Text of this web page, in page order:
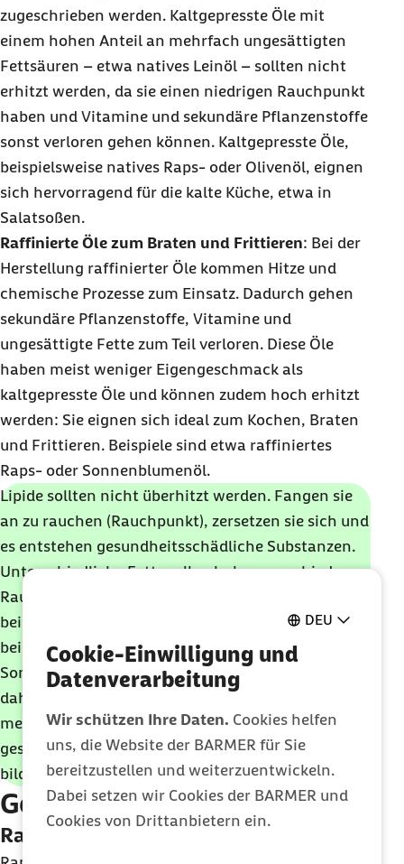
DEU
Cookie-Einwilligung und
Datenverarbeitung
Wir schützen Ihre Daten. Cookies helfen
uns, die Website der BARMER für Sie
bereitzustellen und weiterzuentwickeln.
Dabei setzen wir Cookies der BARMER und
Cookies von Drittanbietern ein.
zugeschrieben werden. Kaltgepresste Öle mit
einem hohen Anteil an mehrfach ungesättigten
Fettsäuren – etwa natives Leinöl – sollten nicht
erhitzt werden, da sie einen niedrigen Rauchpunkt
haben und Vitamine und sekundäre Pflanzenstoffe
sonst verloren gehen können. Kaltgepresste Öle,
beispielsweise natives Raps- oder Olivenöl, eignen
sich hervorragend für die kalte Küche, etwa in
Salatsoßen.
Raffinierte Öle zum Braten und Frittieren: Bei der
Herstellung raffinierter Öle kommen Hitze und
chemische Prozesse zum Einsatz. Dadurch gehen
sekundäre Pflanzenstoffe, Vitamine und
ungesättigte Fette zum Teil verloren. Diese Öle
haben meist weniger Eigengeschmack als
kaltgepresste Öle und können zudem hoch erhitzt
werden: Sie eignen sich ideal zum Kochen, Braten
und Frittieren. Beispiele sind etwa raffiniertes
Raps- oder Sonnenblumenöl.
Lipide sollten nicht überhitzt werden. Fangen sie
an zu rauchen (Rauchpunkt), zersetzen sie sich und
es entstehen gesundheitsschädliche Substanzen.
Unterschiedliche Fettquellen haben verschiedene
Rauchpunkte. Natives Olivenöl lässt sich
beispielsweise nicht so stark erhitzen (Rauchpunkt
bei 130-180°C) wie raffiniertes Rapsöl (218°C) oder
Sonnenblumenöl (209°C). Letztere eignen sich
daher ideal zum Braten. Fett sollte zudem nicht
mehrfach erhitzt werden, weil sich sonst
gesundheitlich unerwünschte Verbindungen
bilden können.
Gesunde Öle im Überblick
Rapsöl